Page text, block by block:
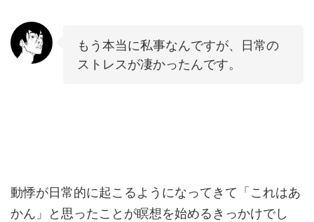
もう本当に私事なんですが、日常の
ストレスが凄かったんです。
動悸が日常的に起こるようになってきて「これはあ
かん」と思ったことが瞑想を始めるきっかけでし